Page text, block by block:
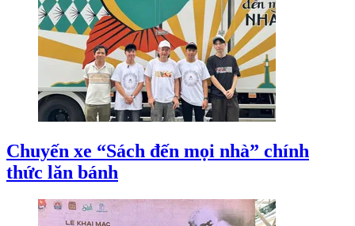
Chuyến xe “Sách đến mọi nhà” chính
thức lăn bánh